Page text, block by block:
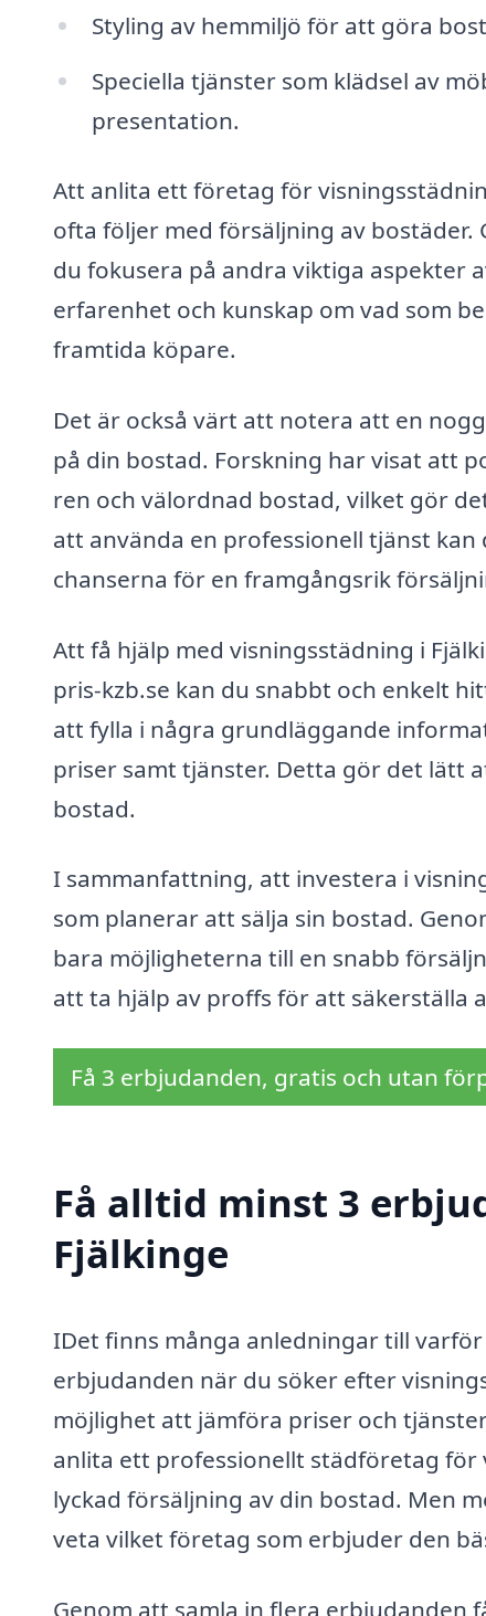
Styling av hemmiljö för att göra
Speciella tjänster som klädsel av
presentation.
Att anlita ett företag för
ofta följer med försäljning av
du fokusera på andra viktiga aspekter
erfarenhet och kunskap om vad som
framtida köpare.
Det är också värt att notera att en
på din bostad. Forskning har visat att
ren och välordnad bostad, vilket gör
att använda en professionell tjänst
chanserna för en framgångsrik
Att få hjälp med visningsstädning i
pris-kzb.se kan du snabbt och enkelt
att fylla i några grundläggande
priser samt tjänster. Detta gör det lätt
bostad.
I sammanfattning, att investera i
som planerar att sälja sin bostad.
bara möjligheterna till en snabb
att ta hjälp av proffs för att säkerställa
Få 3 erbjudanden, gratis och utan
Få alltid minst 3
Fjälkinge
IDet finns många anledningar till
erbjudanden när du söker efter
möjlighet att jämföra priser och
anlita ett professionellt städföretag för
lyckad försäljning av din bostad. Men
veta vilket företag som erbjuder den
Genom att samla in flera erbjudanden